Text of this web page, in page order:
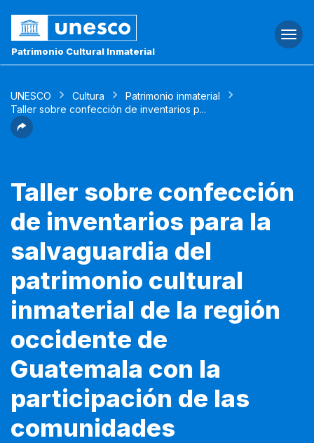
Patrimonio Cultural Inmaterial
UNESCO Cultura
Patrimonio inmaterial
Taller sobre confección de inventarios p...
Taller sobre confección
de inventarios para la
salvaguardia del
patrimonio cultural
inmaterial de la región
occidente de
Guatemala con la
participación de las
comunidades